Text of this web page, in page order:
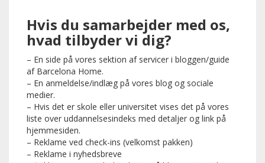
Hvis du samarbejder med os,
hvad tilbyder vi dig?
– En side på vores sektion af servicer i bloggen/guide
af Barcelona Home.
– En anmeldelse/indlæg på vores blog og sociale
medier.
– Hvis det er skole eller universitet vises det på vores
liste over uddannelsesindeks med detaljer og link på
hjemmesiden.
– Reklame ved check-ins (velkomst pakken)
– Reklame i nyhedsbreve